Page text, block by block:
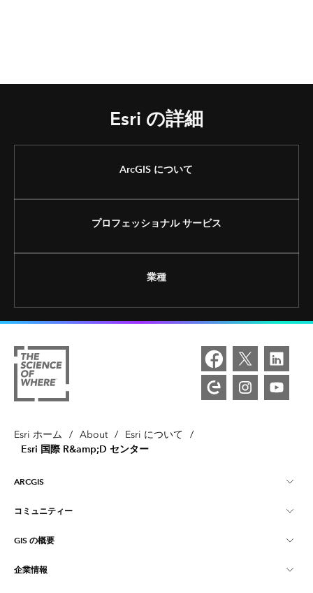
Esri の詳細
ArcGIS について
プロフェッショナル サービス
業種
Esri ホーム / About / Esri について /
Esri 国際 R&amp;D センター
ARCGIS
ArcGIS の概要
マッピング
コミュニティー
Esri Community
ArcGIS ブログ
GIS の概要
GIS とは
企業情報